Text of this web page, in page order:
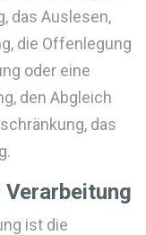
das Auslesen,
die Offenlegung
oder eine
den Abgleich
das
ist die